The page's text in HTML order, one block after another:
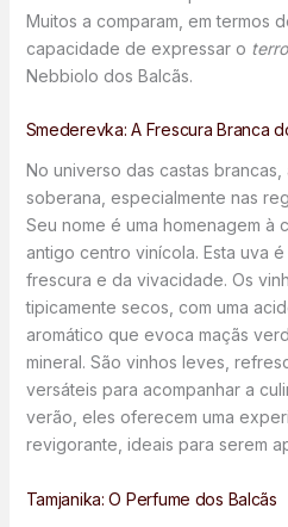
Muitos a comparam, em termos
capacidade de expressar o
Nebbiolo dos Balcãs.
Smederevka: A Frescura Branca
No universo das castas
soberana, especialmente nas
Seu nome é uma homenagem à
antigo centro vinícola. Esta uva
frescura e da vivacidade. Os
tipicamente secos, com uma
aromático que evoca maçãs
mineral. São vinhos leves,
versáteis para acompanhar a
verão, eles oferecem uma
revigorante, ideais para serem
Tamjanika: O Perfume dos Balcãs